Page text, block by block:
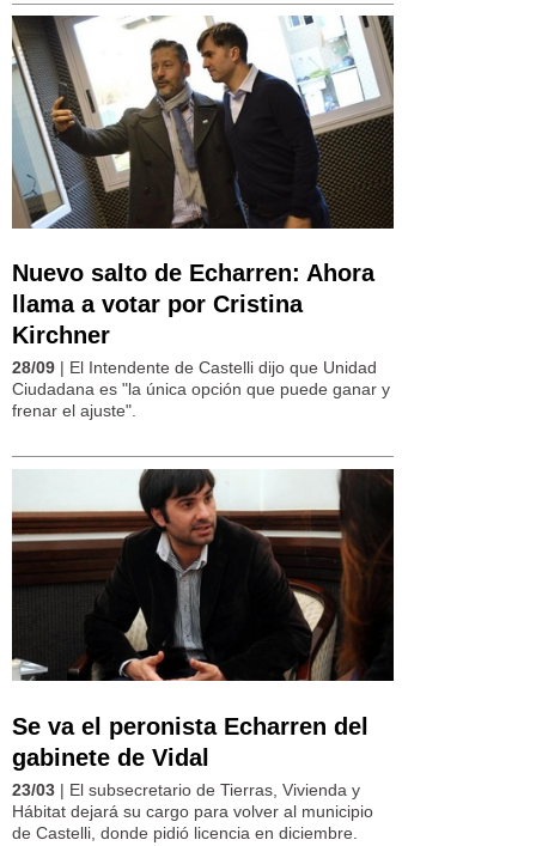
Nuevo salto de Echarren: Ahora
llama a votar por Cristina
Kirchner
28/09 | El Intendente de Castelli dijo que Unidad
Ciudadana es "la única opción que puede ganar y
frenar el ajuste".
Se va el peronista Echarren del
gabinete de Vidal
23/03 | El subsecretario de Tierras, Vivienda y
Hábitat dejará su cargo para volver al municipio
de Castelli, donde pidió licencia en diciembre.